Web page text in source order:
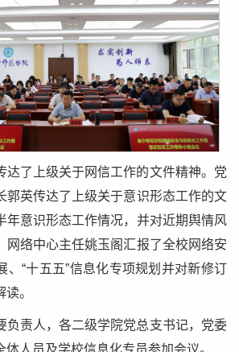
达了上级关于网信工作的文件精神。党
郭英传达了上级关于意识形态工作的文
年意识形态工作情况，并对近期舆情风
网络中心主任姚玉阁汇报了全校网络安
、“十五五”信息化专项规划并对新修订
。
负责人，各二级学院党总支书记，党委